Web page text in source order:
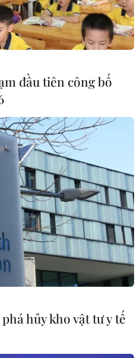
năng kiểm soát và
Quốc
mạnh WHO không khuyến
sơ tán công dân và kêu gọi
và không nên có phản ứng
đầu tiên công bố
hủy kho vật tư y tế